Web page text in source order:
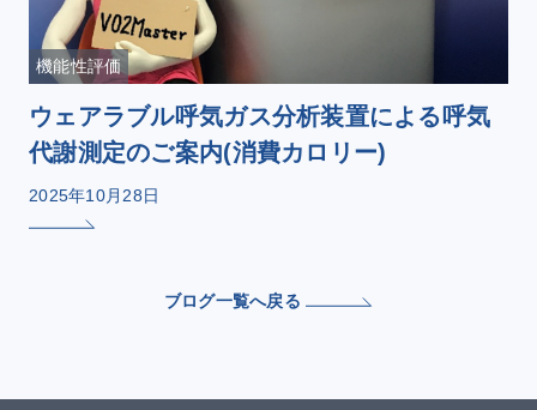
機能性評価
ウェアラブル呼気ガス分析装置による呼気
代謝測定のご案内(消費カロリー)
2025年10月28日
ブログ一覧へ戻る